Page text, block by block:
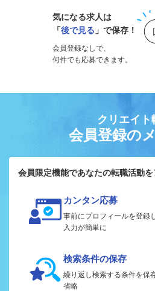
気になる求人は
「後で見る 」で保存！
会員登録なしで、
何件でも応募できます。
クリエイト
会員登録の
会員限定機能であなたの転職活動を
カンタン応募
事前にプロフィールを登録
入力が簡単に
検索条件の保存
繰り返し検索する条件を保
省略